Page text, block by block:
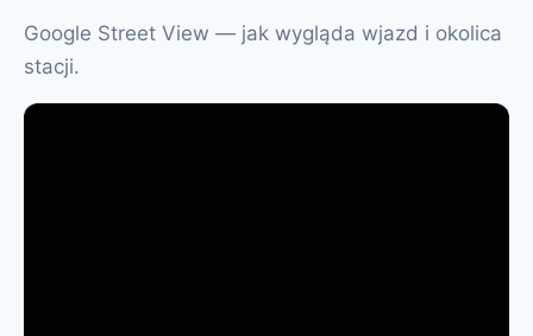
Google Street View — jak wygląda wjazd i okolica
stacji.